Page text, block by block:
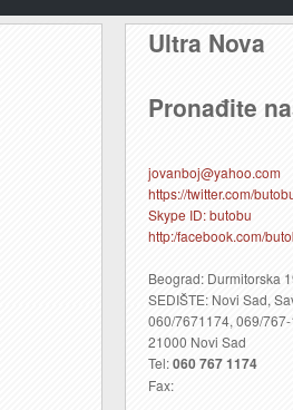
Ultra Nova
Pronađite
jovanboj@yahoo.com
https://twitter.com/
Skype ID: butobu
http:/facebook.com/
Beograd: Durmitorska
SEDIŠTE: Novi Sad,
060/7671174, 069/
21000 Novi Sad
Tel:060 767 1174
Fax: